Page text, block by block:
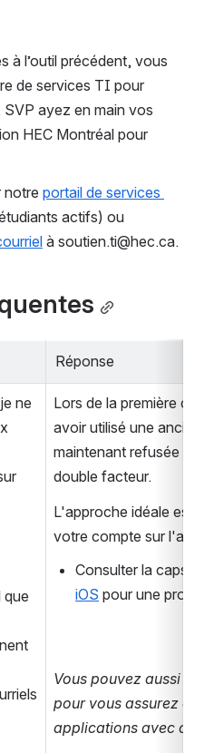
à l’outil précédent, vous
de services TI pour
ayez en main vos
HEC Montréal pour
notre
actifs) ou
à soutien.ti@hec.ca.
Réponse
ne
que
Lors de la première
avoir utilisé une
maintenant refusée ou
double facteur.
L'approche idéale est
votre compte sur
Consulter la capsule
iOS pour une
Vous pouvez aussi
pour vous assurez du
applications avec